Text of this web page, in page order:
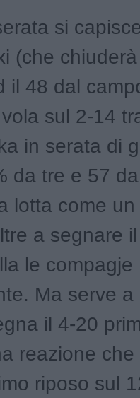
si
(che
il 48 dal
sul 2-14
in serata di
da tre e 57
lotta come
a segnare
le compagje
Ma serve
il 4-20
reazione
riposo sul